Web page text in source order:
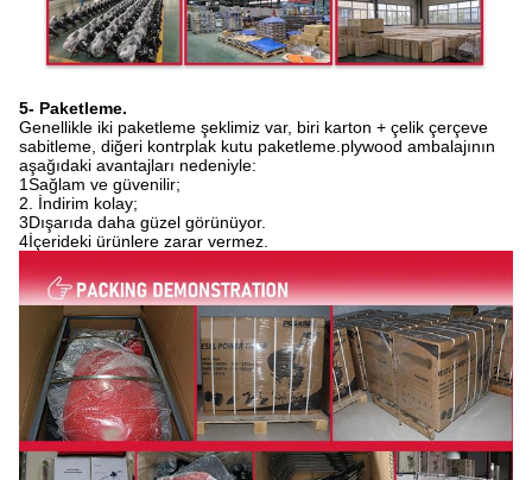
5- Paketleme.
Genellikle iki paketleme şeklimiz var, biri karton + çelik çerçeve
sabitleme, diğeri kontrplak kutu paketleme.plywood ambalajının
aşağıdaki avantajları nedeniyle:
1Sağlam ve güvenilir;
2. İndirim kolay;
3Dışarıda daha güzel görünüyor.
4İçerideki ürünlere zarar vermez.